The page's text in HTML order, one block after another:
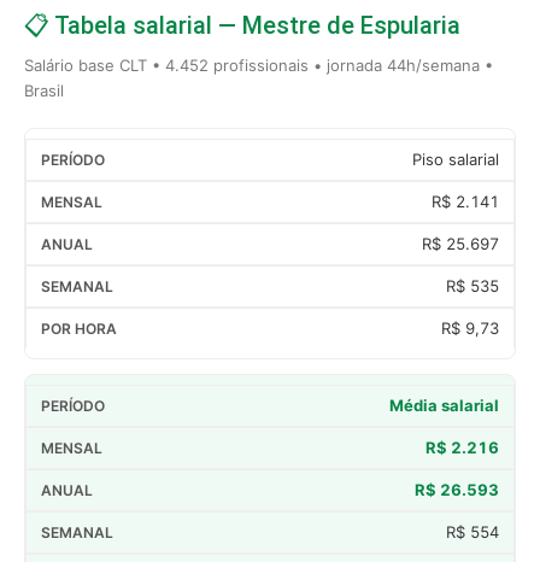
📋 Tabela salarial — Mestre de Espularia
Salário base CLT • 4.452 profissionais • jornada 44h/semana •
Brasil
Piso salarial
R$ 2.141
R$ 25.697
R$ 535
R$ 9,73
Média salarial
R$ 2.216
R$ 26.593
R$ 554